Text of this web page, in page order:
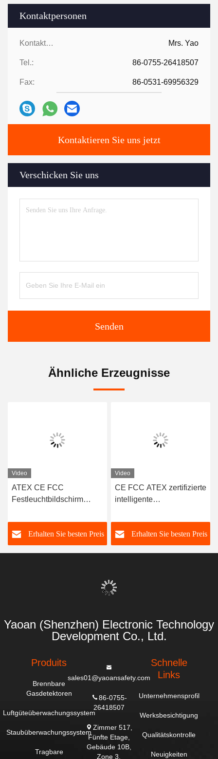
Kontaktpersonen
Kontaktpersonen: Mrs. Yao
Tel.: 86-0755-26418507
Fax: 86-0531-69956329
Kontaktieren Sie uns jetzt
Verschicken Sie uns
Senden
Ähnliche Erzeugnisse
Video
ATEX CE FCC
Festleuchtbildschirm
Detektor 0-100%LEL für
Tankstellen und LPG-
Stationen
Erhalten Sie besten Preis
Video
CE FCC ATEX zertifizierte
intelligente
H2S EX Gasleckage-
Detektor
Festgasanalysatoren
Erhalten Sie besten Preis
Yaoan (Shenzhen) Electronic Technology
Development Co., Ltd.
Produits
Brennbare
Gasdetektoren
Luftgüteüberwachungssystem
Staubüberwachungssystem
Tragbare
sales01@yaoansafety.com
86-0755-
26418507
Zimmer 517,
Fünfte Etage,
Gebäude 10B,
Zone 3,
Schnelle
Links
Unternehmensprofil
Werksbesichtigung
Qualitätskontrolle
Neuigkeiten